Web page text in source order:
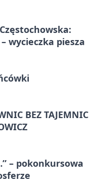
wycieczka piesza
BEZ TAJEMNIC
– pokonkursowa